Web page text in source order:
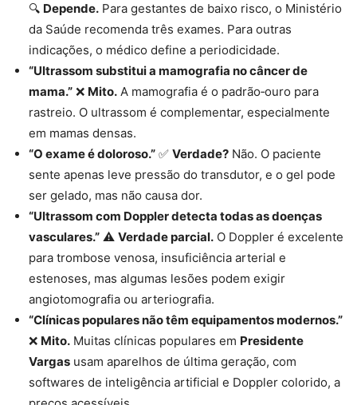
🔍 Depende. Para gestantes de baixo risco, o Ministério
da Saúde recomenda três exames. Para outras
indicações, o médico define a periodicidade.
“Ultrassom substitui a mamografia no câncer de
mama.” ❌ Mito. A mamografia é o padrão‑ouro para
rastreio. O ultrassom é complementar, especialmente
em mamas densas.
“O exame é doloroso.” ✅ Verdade? Não. O paciente
sente apenas leve pressão do transdutor, e o gel pode
ser gelado, mas não causa dor.
“Ultrassom com Doppler detecta todas as doenças
vasculares.” ⚠ Verdade parcial. O Doppler é excelente
para trombose venosa, insuficiência arterial e
estenoses, mas algumas lesões podem exigir
angiotomografia ou arteriografia.
“Clínicas populares não têm equipamentos modernos.”
❌ Mito. Muitas clínicas populares em Presidente
Vargas usam aparelhos de última geração, com
softwares de inteligência artificial e Doppler colorido, a